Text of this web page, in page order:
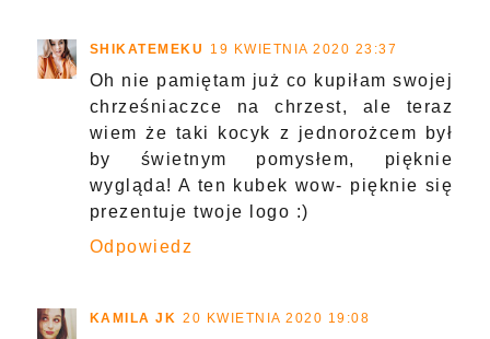
SHIKATEMEKU 19 KWIETNIA 2020 23:37
Oh nie pamiętam już co kupiłam swojej
chrześniaczce na chrzest, ale teraz
wiem że taki kocyk z jednorożcem był
by świetnym pomysłem, pięknie
wygląda! A ten kubek wow- pięknie się
prezentuje twoje logo :)
Odpowiedz
KAMILA JK 20 KWIETNIA 2020 19:08